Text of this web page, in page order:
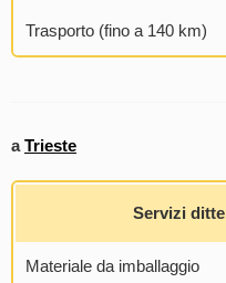
Trasporto (fino a 140 km)
aTrieste
Servizi ditte
Materiale da imballaggio